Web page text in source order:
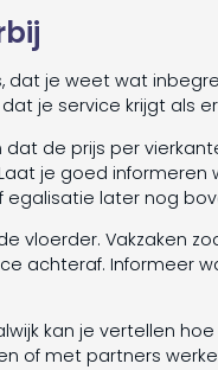
dat je weet wat
je service krijgt als
dat de prijs per
je goed
egalisatie later nog
vloerder. Vakzaken
achteraf. Informeer
kan je vertellen
of met partners